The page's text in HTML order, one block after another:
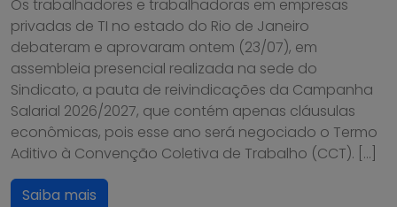
Os trabalhadores e trabalhadoras em empresas
privadas de TI no estado do Rio de Janeiro
debateram e aprovaram ontem (23/07), em
assembleia presencial realizada na sede do
Sindicato, a pauta de reivindicações da Campanha
Salarial 2026/2027, que contém apenas cláusulas
econômicas, pois esse ano será negociado o Termo
Aditivo à Convenção Coletiva de Trabalho (CCT). […]
Saiba mais